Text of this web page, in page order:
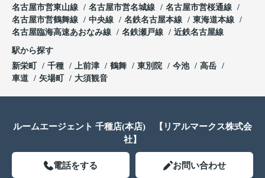
名古屋市営東山線
名古屋市営名城線
名古屋市営桜通線
名古屋市営鶴舞線
中央線 名鉄名古屋本線
東海道本線
名古屋臨海高速あおなみ線
名鉄瀬戸線 近鉄名古屋線
駅から探す
新栄町
千種 上前津 鶴舞 東別院 今池
高岳
車道
矢場町 大須観音
ルームエージェント 千種店(本店) 【リアルマークス株式会
社】
電話をする お問い合わせ